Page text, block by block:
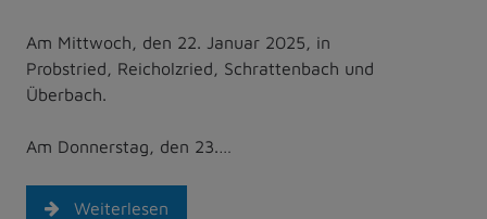
Am Mittwoch, den 22. Januar 2025, in
Probstried, Reicholzried, Schrattenbach und
Überbach.
Am Donnerstag, den 23.…
Weiterlesen